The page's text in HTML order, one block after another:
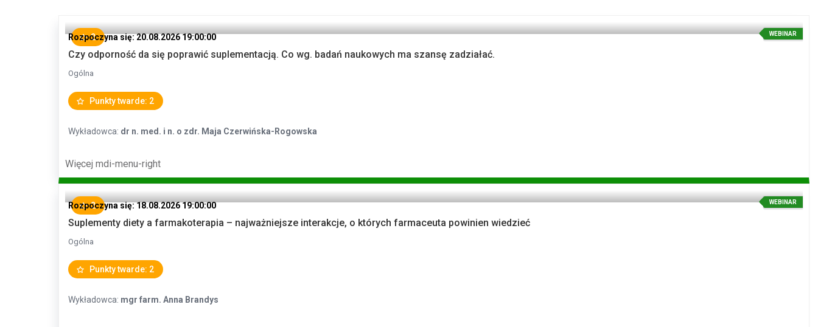
WEBINAR
2
Rozpoczyna się: 20.08.2026 19:00:00
Czy odporność da się poprawić suplementacją. Co wg. badań naukowych ma szansę zadziałać.
Ogólna
Punkty twarde: 2
Wykładowca: dr n. med. i n. o zdr. Maja Czerwińska-Rogowska
Więcej mdi-menu-right
WEBINAR
2
Rozpoczyna się: 18.08.2026 19:00:00
Suplementy diety a farmakoterapia – najważniejsze interakcje, o których farmaceuta powinien wiedzieć
Ogólna
Punkty twarde: 2
Wykładowca: mgr farm. Anna Brandys